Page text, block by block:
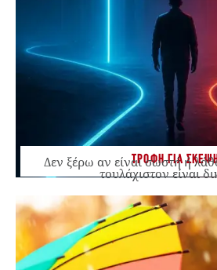
ΤΡΟΦΗ ΓΙΑ
Δεν ξέρω αν είναι σωστή ή
τουλάχιστον είναι